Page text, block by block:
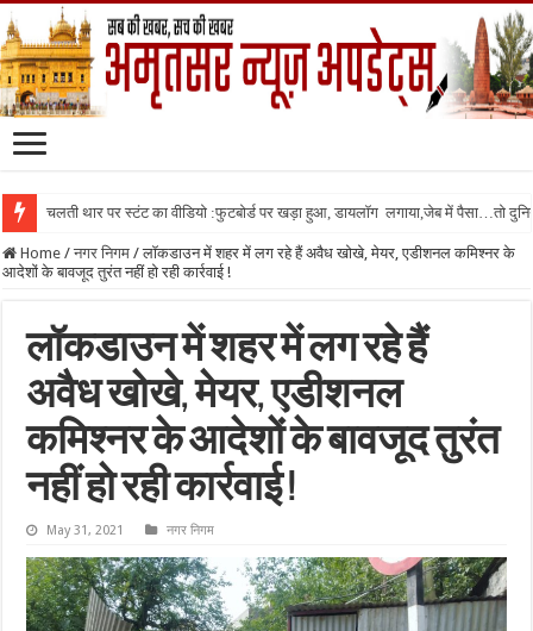
चलती थार पर स्टंट का वीडियो :फुटबोर्ड पर खड़ा हुआ, डायलॉग लगाया,जेब में पैसा…तो
Home / नगर निगम / लॉकडाउन में शहर में लग रहे हैं अवैध खोखे, मेयर, एडीशनल कमिश्नर के
आदेशों के बावजूद तुरंत नहीं हो रही कार्रवाई !
लॉकडाउन में शहर में लग रहे हैं
अवैध खोखे, मेयर, एडीशनल
कमिश्नर के आदेशों के बावजूद तुरंत
नहीं हो रही कार्रवाई !
May 31, 2021 नगर निगम